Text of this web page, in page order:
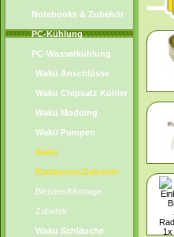
Notebooks & Zubehör
PC-Kühlung
PC-Wasserkühlung
Wakü Anschlüsse
Wakü Chipsatz Kühler
Wakü Modding
Wakü Pumpen
Wakü
Radiatoren/Zubehör
Blenden/Montage
Zubehör
Wakü Schläuche